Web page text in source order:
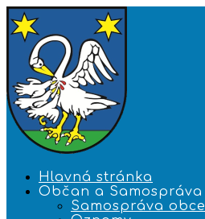
Hlavná stránka
Občan a Samospráva
Samospráva obce